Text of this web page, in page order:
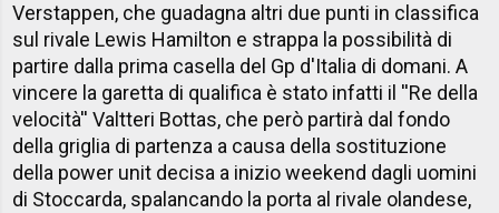
Verstappen, che guadagna altri due punti in classifica
sul rivale Lewis Hamilton e strappa la possibilità di
partire dalla prima casella del Gp d'Italia di domani. A
vincere la garetta di qualifica è stato infatti il ''Re della
velocità'' Valtteri Bottas, che però partirà dal fondo
della griglia di partenza a causa della sostituzione
della power unit decisa a inizio weekend dagli uomini
di Stoccarda, spalancando la porta al rivale olandese,